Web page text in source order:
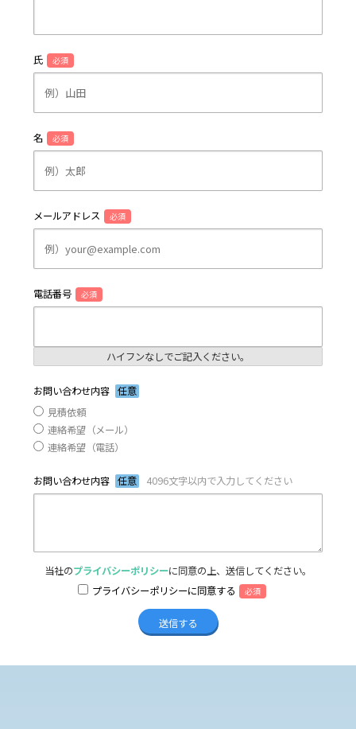
氏 必須
名 必須
メールアドレス 必須
電話番号 必須
ハイフンなしでご記入ください。
お問い合わせ内容 任意
見積依頼
連絡希望（メール）
連絡希望（電話）
お問い合わせ内容 任意 4096文字以内で入力してください
当社のプライバシーポリシーに同意の上、送信してください。
プライバシーポリシーに同意する
必須